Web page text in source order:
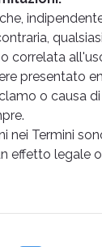
correlata
presentato
o causa
nei Termini
effetto legale